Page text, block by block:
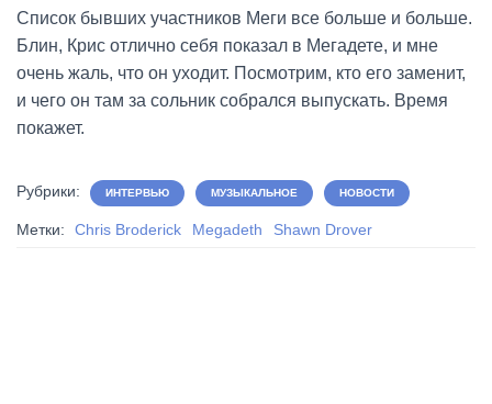
Список бывших участников Меги все больше и больше.
Блин, Крис отлично себя показал в Мегадете, и мне
очень жаль, что он уходит. Посмотрим, кто его заменит,
и чего он там за сольник собрался выпускать. Время
покажет.
Рубрики: ИНТЕРВЬЮ МУЗЫКАЛЬНОЕ НОВОСТИ
Метки: Chris Broderick Megadeth Shawn Drover